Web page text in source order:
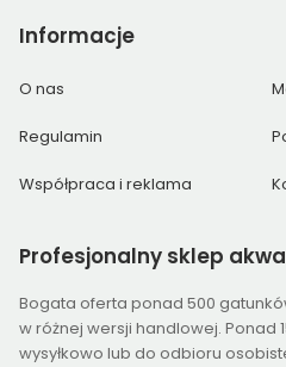
Informacje
O nas
Regulamin
Współpraca i reklama
Profesjonalny sklep
Bogata oferta ponad 500
w różnej wersji handlowej. Ponad
wysyłkowo lub do odbioru